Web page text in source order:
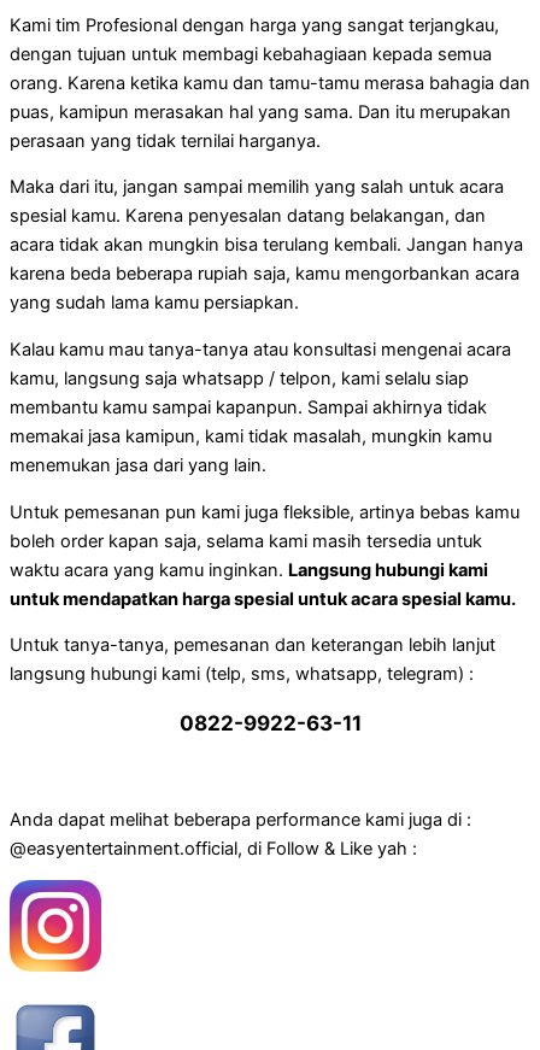
Kami tim Profesional dengan harga yang sangat terjangkau,
dengan tujuan untuk membagi kebahagiaan kepada semua
orang. Karena ketika kamu dan tamu-tamu merasa bahagia dan
puas, kamipun merasakan hal yang sama. Dan itu merupakan
perasaan yang tidak ternilai harganya.
Maka dari itu, jangan sampai memilih yang salah untuk acara
spesial kamu. Karena penyesalan datang belakangan, dan
acara tidak akan mungkin bisa terulang kembali. Jangan hanya
karena beda beberapa rupiah saja, kamu mengorbankan acara
yang sudah lama kamu persiapkan.
Kalau kamu mau tanya-tanya atau konsultasi mengenai acara
kamu, langsung saja whatsapp / telpon, kami selalu siap
membantu kamu sampai kapanpun. Sampai akhirnya tidak
memakai jasa kamipun, kami tidak masalah, mungkin kamu
menemukan jasa dari yang lain.
Untuk pemesanan pun kami juga fleksible, artinya bebas kamu
boleh order kapan saja, selama kami masih tersedia untuk
waktu acara yang kamu inginkan. Langsung hubungi kami
untuk mendapatkan harga spesial untuk acara spesial kamu.
Untuk tanya-tanya, pemesanan dan keterangan lebih lanjut
langsung hubungi kami (telp, sms, whatsapp, telegram) :
0822-9922-63-11
Anda dapat melihat beberapa performance kami juga di :
@easyentertainment.official, di Follow & Like yah :